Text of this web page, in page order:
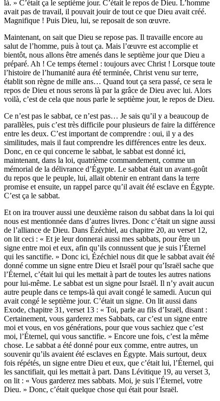
là. » C’était ça le septième jour. C’était le repos de Dieu. L’homme
avait pas de travail, il pouvait jouir de tout ce que Dieu avait créé.
Magnifique ! Puis Dieu, lui, se reposait de son œuvre.
Maintenant, on sait que Dieu se repose pas. Il travaille encore au
salut de l’homme, puis à tout ça. Mais l’œuvre est accomplie et
bientôt, nous allons être amenés dans le septième jour que Dieu a
préparé. Ah ! Ce temps éternel : toujours avec Christ ! Lorsque toute
l’histoire de l’humanité aura été terminée, Christ venu sur terre,
établit son règne de mille ans… Quand tout ça sera passé, ce sera le
repos de Dieu et nous serons là par la grâce de Dieu avec lui. Alors
voilà, c’est de cela que nous parle le septième jour, le repos de Dieu.
Ce n’est pas le sabbat, ce n’est pas… Je sais qu’il y a beaucoup de
parallèles, puis c’est très difficile pour plusieurs de faire la différence
entre les deux. C’est important de comprendre : oui, il y a des
similitudes, mais il faut comprendre les différences entre les deux.
Donc, en ce qui concerne le sabbat, le sabbat est donné ici,
maintenant, dans la loi, quatrième commandement, comme un
mémorial de la délivrance d’Égypte. Le sabbat était un avant-goût
du repos que le peuple, lui, allait obtenir en entrant dans la terre
promise et ensuite, un rappel parce qu’il avait été esclave en Égypte.
C’est ça le sabbat.
Et on ira trouver aussi une deuxième raison du sabbat dans la loi qui
nous est mentionnée dans d’autres livres. Donc c’était un signe aussi
de l’alliance de Dieu. Dans Ézéchiel, au chapitre 20, au verset 12,
on lit ceci : « Et je leur donnerai aussi mes sabbats, pour être un
signe entre moi et eux, afin qu’ils connussent que je suis l’Éternel
qui les sanctifie. » Donc ici, Ézéchiel nous dit que le sabbat avait été
donné comme un signe entre Dieu et Israël pour qu’Israël sache que
l’Éternel, c’était lui qui les mettait à part de toutes les autres nations
pour lui-même. Le sabbat est un signe pour Israël. Il n’y avait aucun
autre peuple dans ce temps-là qui avait congé le samedi. Aucun qui
avait congé le septième jour. C’était un signe. On lit aussi dans
Exode, chapitre 31, verset 13 : « Toi, parle au fils d’Israël, disant :
Certainement, vous garderez mes Sabbats, car c’est un signe entre
moi et vous, en vos générations, pour que vous sachiez que c’est
moi, l’Éternel, qui vous sanctifie. » Encore une fois, c’est la même
chose. Le sabbat a été donné pour eux comme, entre autres, un
souvenir qu’ils avaient été esclaves en Égypte. Mais surtout, deux
fois répétés, un signe entre Dieu et eux, que c’était lui, l’Éternel, qui
les sanctifiait, qui les mettait à part. Dans Lévitique 19, au verset 3,
on lit : « Vous garderez mes sabbats. Moi, je suis l’Éternel, votre
Dieu. » Donc, c’était quelque chose qui était pour Israël.